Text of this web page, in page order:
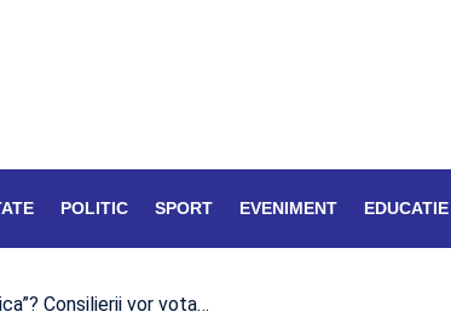
POLITIC SPORT EVENIMENT EDUCATIE
Consilierii vor vota…